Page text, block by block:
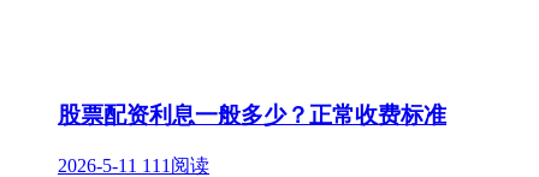
股票配资利息一般多少？正常收费标准
2026-5-11 111阅读